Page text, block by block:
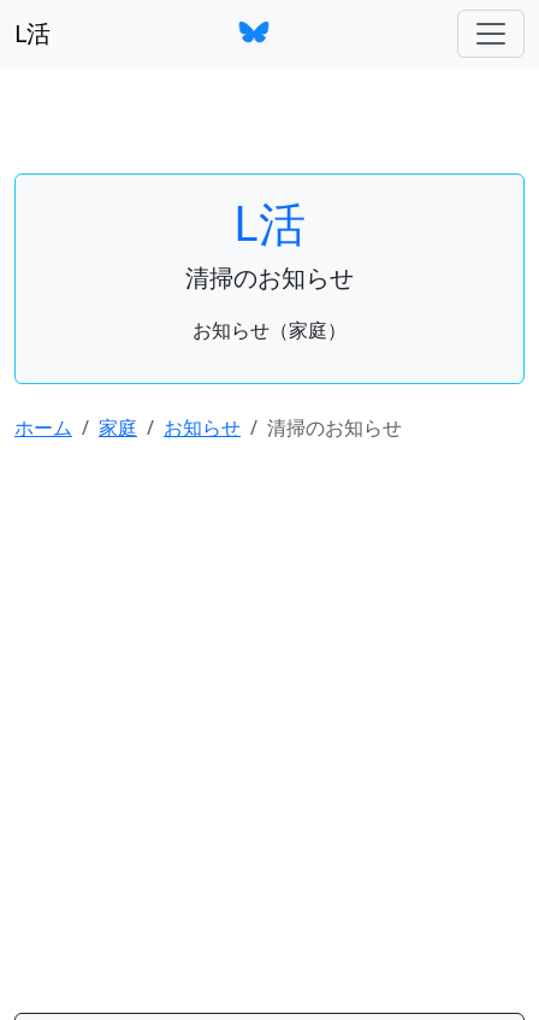
L活
L活
清掃のお知らせ
お知らせ（家庭）
ホーム 家庭 お知らせ 清掃のお知らせ